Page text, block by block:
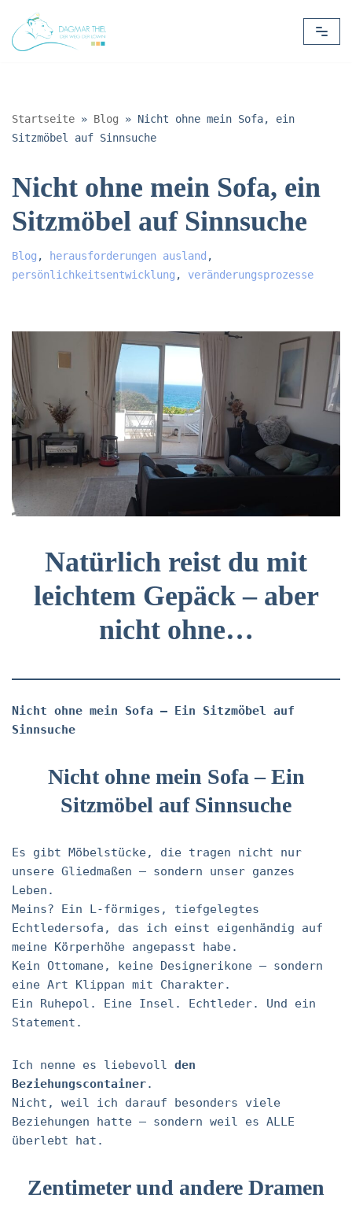
Zum
Startseite » Blog » Nicht ohne mein Sofa, ein
Sitzmöbel auf Sinnsuche
Nicht ohne mein Sofa, ein
Sitzmöbel auf Sinnsuche
Blog , herausforderungen ausland ,
persönlichkeitsentwicklung , veränderungsprozesse
Natürlich reist du mit
leichtem Gepäck – aber
nicht ohne…
Nicht ohne mein Sofa – Ein Sitzmöbel auf
Sinnsuche
Nicht ohne mein Sofa – Ein
Sitzmöbel auf Sinnsuche
Es gibt Möbelstücke, die tragen nicht nur
unsere Gliedmaßen – sondern unser ganzes
Leben.
Meins? Ein L-förmiges, tiefgelegtes
Echtledersofa, das ich einst eigenhändig auf
meine Körperhöhe angepasst habe.
Kein Ottomane, keine Designerikone – sondern
eine Art Klippan mit Charakter.
Ein Ruhepol. Eine Insel. Echtleder. Und ein
Statement.
Ich nenne es liebevoll den
Beziehungscontainer.
Nicht, weil ich darauf besonders viele
Beziehungen hatte – sondern weil es ALLE
überlebt hat.
Zentimeter und andere Dramen